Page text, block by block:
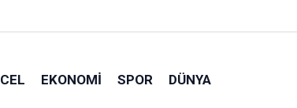
EKONOMI SPOR DÜNYA